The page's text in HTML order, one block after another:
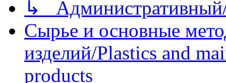
↳
Сырье и основные
изделий/Plastics and
products